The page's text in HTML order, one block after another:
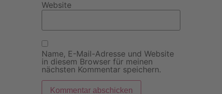
Website
Name, E-Mail-Adresse und Website
in diesem Browser für meinen
nächsten Kommentar speichern.